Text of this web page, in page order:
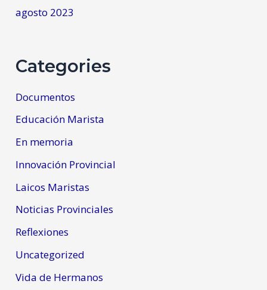
agosto 2023
Categories
Documentos
Educación Marista
En memoria
Innovación Provincial
Laicos Maristas
Noticias Provinciales
Reflexiones
Uncategorized
Vida de Hermanos